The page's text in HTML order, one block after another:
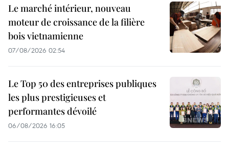
Le marché intérieur, nouveau
moteur de croissance de la filière
bois vietnamienne
07/08/2026 02:54
Le Top 50 des entreprises publiques
les plus prestigieuses et
performantes dévoilé
06/08/2026 16:05